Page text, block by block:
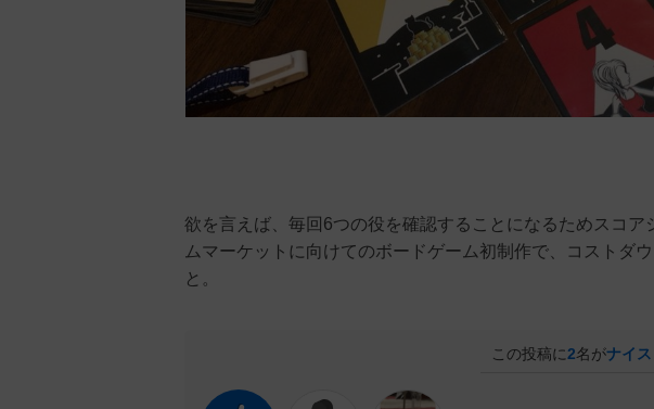
欲を言えば、毎回6つの役を確認することになるためスコ
ムマーケットに向けてのボードゲーム初制作で、コストダ
と。
この投稿に2名がナイス